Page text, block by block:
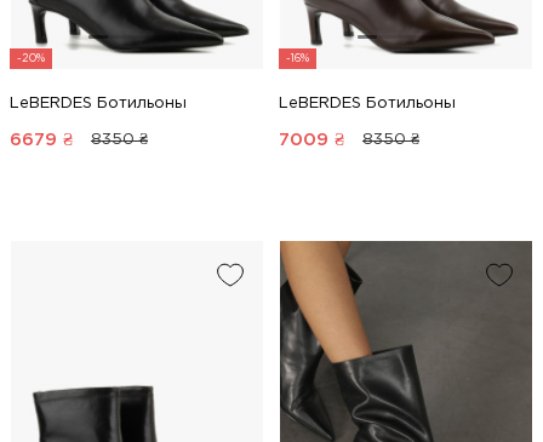
-20%
LeBERDES Ботильоны
6679 ₴ 8350 ₴
-16%
LeBERDES Ботильоны
7009 ₴ 8350 ₴